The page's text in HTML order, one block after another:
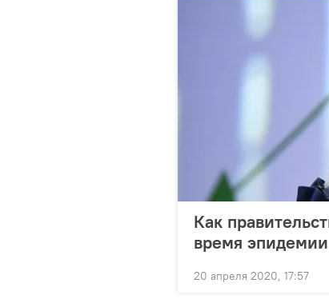
Как
время
20 апреля 2020, 17:57